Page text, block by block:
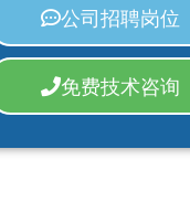
公司招聘岗位
免费技术咨询